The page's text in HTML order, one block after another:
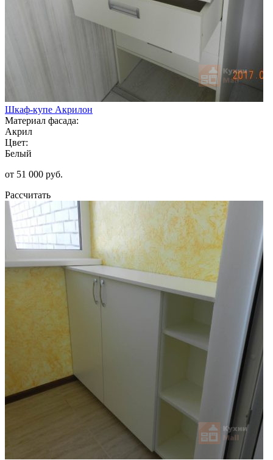
Шкаф-купе Акрилон
Материал фасада:
Акрил
Цвет:
Белый
от 51 000 руб.
Рассчитать